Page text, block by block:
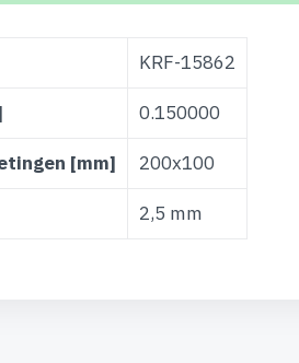
KRF-15862
0.150000
[mm] 200x100
2,5 mm